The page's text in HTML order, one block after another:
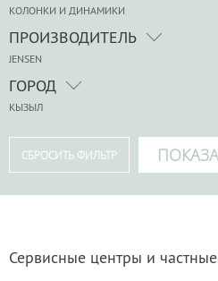
КОЛОНКИ И ДИНАМИКИ
ПРОИЗВОДИТЕЛЬ
JENSEN
ГОРОД
КЫЗЫЛ
Сервисные центры и